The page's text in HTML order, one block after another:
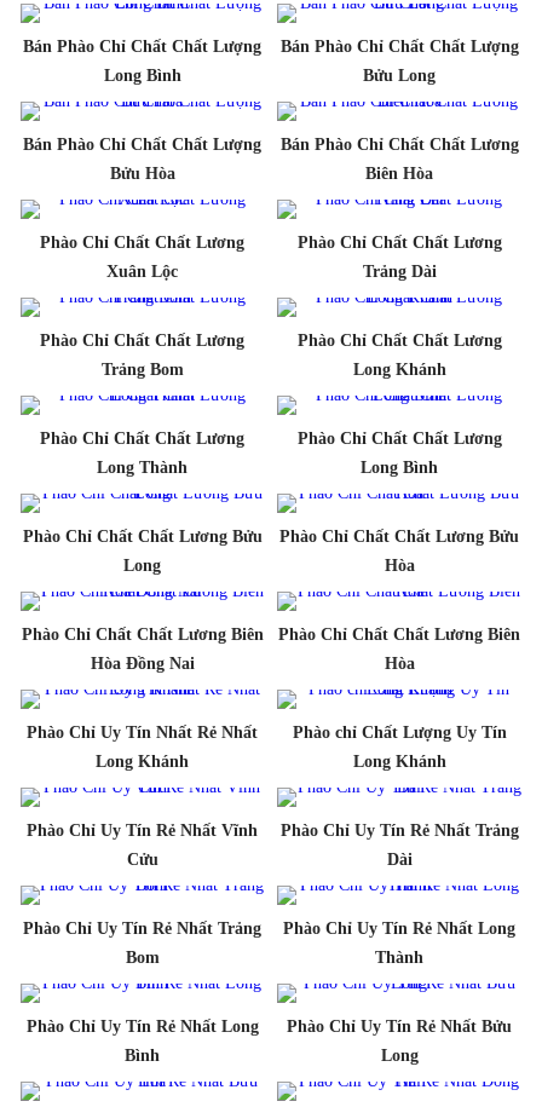
Bán Phào Chỉ Chất Chất Lượng
Long Bình
Bán Phào Chỉ Chất Chất Lượng
Bửu Long
Bán Phào Chỉ Chất Chất Lượng
Bửu Hòa
Bán Phào Chỉ Chất Chất Lương
Biên Hòa
Phào Chỉ Chất Chất Lương
Xuân Lộc
Phào Chỉ Chất Chất Lương
Trảng Dài
Phào Chỉ Chất Chất Lương
Trảng Bom
Phào Chỉ Chất Chất Lương
Long Khánh
Phào Chỉ Chất Chất Lương
Long Thành
Phào Chỉ Chất Chất Lương
Long Bình
Phào Chỉ Chất Chất Lương Bửu
Long
Phào Chỉ Chất Chất Lương Bửu
Hòa
Phào Chỉ Chất Chất Lương Biên
Hòa Đồng Nai
Phào Chỉ Chất Chất Lương Biên
Hòa
Phào Chỉ Uy Tín Nhất Rẻ Nhất
Long Khánh
Phào chỉ Chất Lượng Uy Tín
Long Khánh
Phào Chỉ Uy Tín Rẻ Nhất Vĩnh
Cửu
Phào Chỉ Uy Tín Rẻ Nhất Trảng
Dài
Phào Chỉ Uy Tín Rẻ Nhất Trảng
Bom
Phào Chỉ Uy Tín Rẻ Nhất Long
Thành
Phào Chỉ Uy Tín Rẻ Nhất Long
Bình
Phào Chỉ Uy Tín Rẻ Nhất Bửu
Long